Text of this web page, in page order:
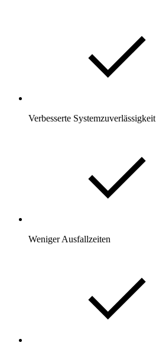
Verbesserte Systemzuverlässigkeit
Weniger Ausfallzeiten